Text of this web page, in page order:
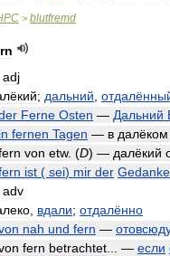
> blutfremd
adj
; дальний
Ferne Osten — Дальний
in fernen Tagen — в далёком
von etw. (D) — далёкий
ist ( sei) mir der Gedanke
adv
вдали; отдалённо
nah und fern —
fern betrachtet ... — если